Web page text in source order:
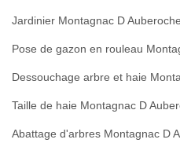
Jardinier Montagnac D Auberoche
Pose de gazon en rouleau
Dessouchage arbre et haie
Taille de haie Montagnac D
Abattage d'arbres Montagnac D